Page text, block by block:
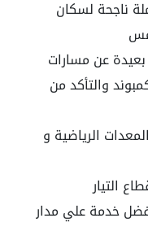
ناجحة لسكان
عن مسارات
والتأكد من
الرياضية و
التيار
خدمة علي مدار